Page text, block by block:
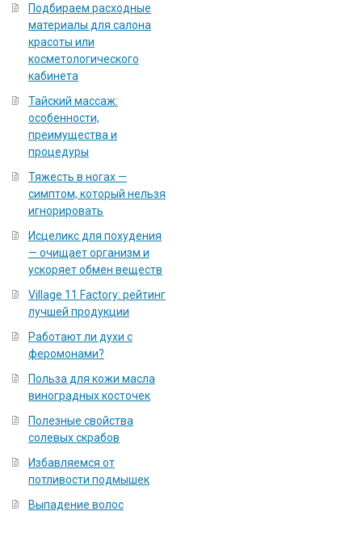
Подбираем расходные
материалы для салона
красоты или
косметологического
кабинета
Тайский массаж:
особенности,
преимущества и
процедуры
Тяжесть в ногах —
симптом, который нельзя
игнорировать
Исцеликс для похудения
— очищает организм и
ускоряет обмен веществ
Village 11 Factory: рейтинг
лучшей продукции
Работают ли духи с
феромонами?
Польза для кожи масла
виноградных косточек
Полезные свойства
солевых скрабов
Избавляемся от
потливости подмышек
Выпадение волос